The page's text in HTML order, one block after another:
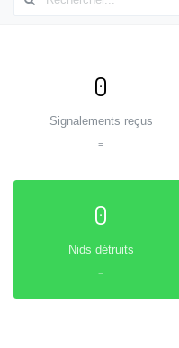
0
Signalements reçus
=
0
Nids détruits
=